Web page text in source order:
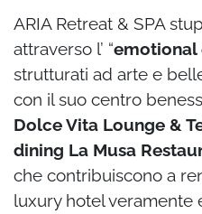
ARIA Retreat & SPA
attraverso l’ “emotional
strutturati ad arte e
con il suo centro
Dolce Vita Lounge &
dining La Musa
che contribuiscono a
luxury hotel veramente